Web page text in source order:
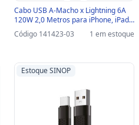
Cabo USB A-Macho x Lightning 6A
120W 2,0 Metros para iPhone, iPad
e iPod X-Cell - XC-CD-145-SINOP-03
- XC-CD-145
Código 141423-03 1 em estoque
Estoque SINOP